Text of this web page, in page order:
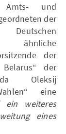
Amts- und
der
Deutschen
ähnliche
der
der
Oleksij
eine
ein weiteres
eines